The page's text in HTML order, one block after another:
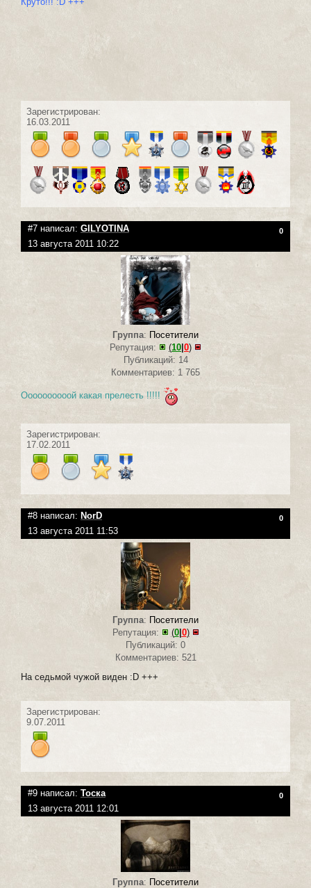
Зарегистрирован:
16.03.2011
#7 написал: GILYOTINA 0
13 августа 2011 10:22
Группа: Посетители
Репутация:
(10 0)
Публикаций: 14
Комментариев: 1 765
Оооооооооой какая прелесть !!!!!
Зарегистрирован:
17.02.2011
#8 написал: NorD 0
13 августа 2011 11:53
Группа: Посетители
Репутация:
(0| 0)
Публикаций: 0
Комментариев: 521
На седьмой чужой виден :D +++
Зарегистрирован:
9.07.2011
#9 написал: Тоска 0
13 августа 2011 12:01
Группа: Посетители